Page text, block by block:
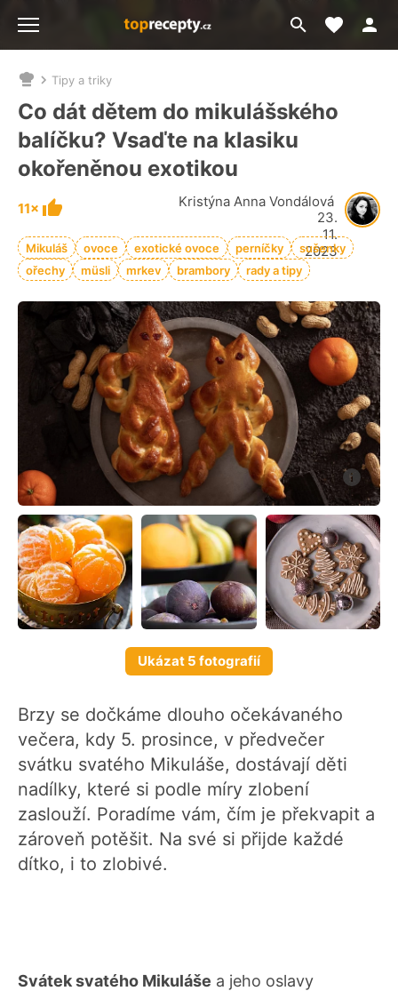
Přejít
na
Moje
Nacházíte
se
zde:
Tipy a triky
Co dát dětem do mikulášského
balíčku? Vsaďte na klasiku
okořeněnou exotikou
11×
Kristýna Anna Vondálová
23.
11.
2023
Mikuláš ovoce exotické ovoce perníčky
sušenky
ořechy
müsli mrkev brambory rady a tipy
Ukázat 5 fotografií
Brzy se dočkáme dlouho očekávaného
večera, kdy 5. prosince, v předvečer
svátku svatého Mikuláše, dostávají děti
nadílky, které si podle míry zlobení
zaslouží. Poradíme vám, čím je překvapit a
zároveň potěšit. Na své si přijde každé
dítko, i to zlobivé.
Svátek svatého Mikuláše a jeho oslavy